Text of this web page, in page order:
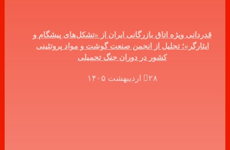
قدردانی ویژه اتاق بازرگانی ایران از «تشکل‌های پیشگام و
ایثارگر»؛ تجلیل از انجمن صنعت گوشت و مواد پروتئینی
کشور در دوران جنگ تحمیلی
۲۸ اردیبهشت ۱۴۰۵